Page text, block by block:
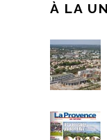
À LA